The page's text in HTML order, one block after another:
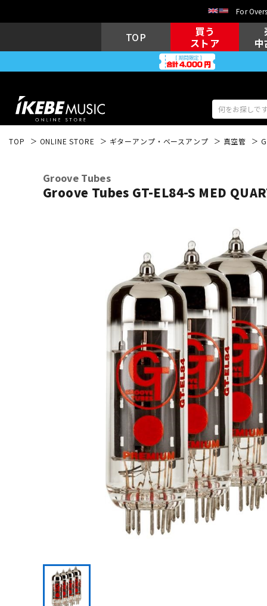
For
TOP
買う
ストア
電子ピアノ
DTM
ヴィンテージ
TOP ONLINE STORE ギターアンプ・ベースアンプ 真空管
Groove Tubes
Groove Tubes GT-EL84-S MED